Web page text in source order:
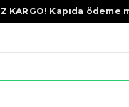
KARGO! Kapıda